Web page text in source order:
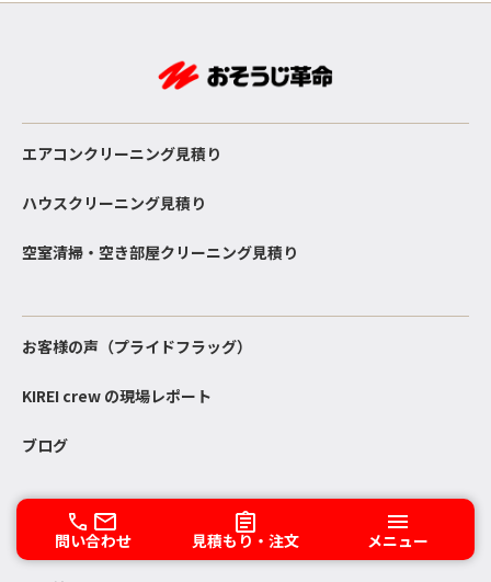
問い合わせ 見積もり・注文 メニュー
エアコンクリーニング見積り
ハウスクリーニング見積り
空室清掃・空き部屋クリーニング見積り
お客様の声（プライドフラッグ）
KIREI crew の現場レポート
ブログ
問い合わせ